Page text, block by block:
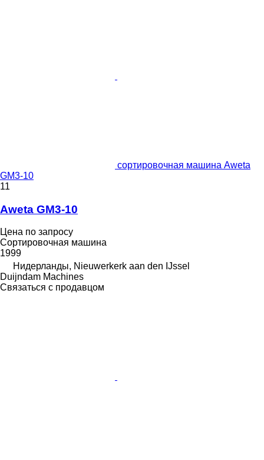
сортировочная машина Aweta
GM3-10
11
Aweta GM3-10
Цена по запросу
Сортировочная машина
1999
Нидерланды, Nieuwerkerk aan den IJssel
Duijndam Machines
Связаться с продавцом